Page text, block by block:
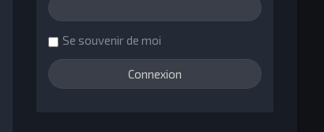
Se souvenir de moi